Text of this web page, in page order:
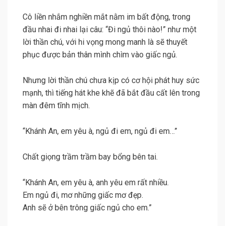
Cô liền nhắm nghiền mắt nằm im bất động, trong
đầu nhai đi nhai lại câu: “Đi ngủ thôi nào!” như một
lời thần chú, với hi vọng mong manh là sẽ thuyết
phục được bản thân mình chìm vào giấc ngủ.
Nhưng lời thần chú chưa kịp có cơ hội phát huy sức
mạnh, thì tiếng hát khe khẽ đã bắt đầu cất lên trong
màn đêm tĩnh mịch.
“Khánh An, em yêu à, ngủ đi em, ngủ đi em…”
Chất giọng trầm trầm bay bổng bên tai.
“Khánh An, em yêu à, anh yêu em rất nhiều.
Em ngủ đi, mơ những giấc mơ đẹp.
Anh sẽ ở bên trông giấc ngủ cho em.”